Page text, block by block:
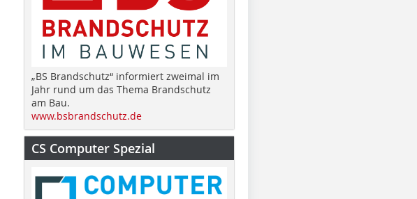
„BS Brandschutz“ informiert zweimal im
Jahr rund um das Thema Brandschutz
am Bau.
www.bsbrandschutz.de
CS Computer Spezial